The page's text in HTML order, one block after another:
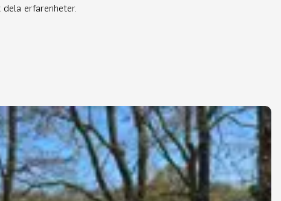
erfarenheter.